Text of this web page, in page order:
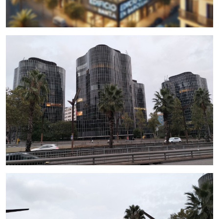
rentabilidad y el aprovechamiento del terreno.
Ubicación estratégica:situado en la parte alta de
Sants, una zona consolidada con una excelente
oferta de transporte público, servicios, comercios y
un alto flujo de residentes y visitantes.
Oportunidad de negocio:
Este inmueble es ideal para proyectos de remodelación y
desarrollo inmobiliario, ya sea para generar ingresos
recurrentes mediante alquiler o para incrementar su valor
de mercado. La flexibilidad en el uso y la opción de
ampliación lo convierten en una propuesta atractiva para
business y proyectos de largo plazo.
Precio y condiciones:
El precio de venta de esta 3.500.000 €.
Las características indicadas son orientativas. Para
más información y detalles específicos, visita nuestras
oficinas previa presentación de una Carta de Intención (LOI).